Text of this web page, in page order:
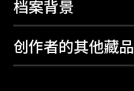
档案背景
创作者的其他藏品